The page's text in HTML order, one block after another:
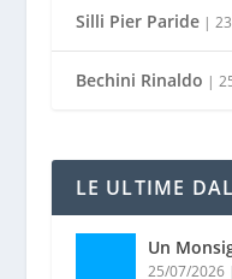
Silli Pier Paride| 23
Bechini Rinaldo |
LE ULTIME
Un
25/07/2026|